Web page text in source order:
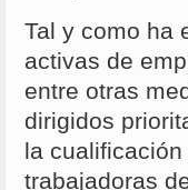
Tal y como ha
activas de
entre otras
dirigidos
la
trabajadoras